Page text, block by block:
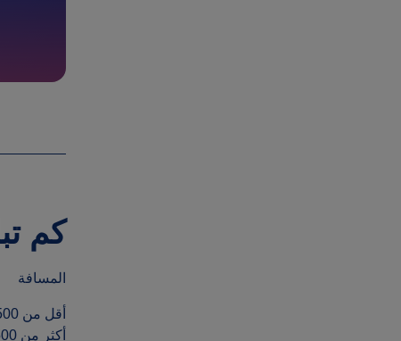
كم
المسافة
أقل من 1,500 كم
أكثر من 1,500 كم وداخل الاتحاد الأوروبي